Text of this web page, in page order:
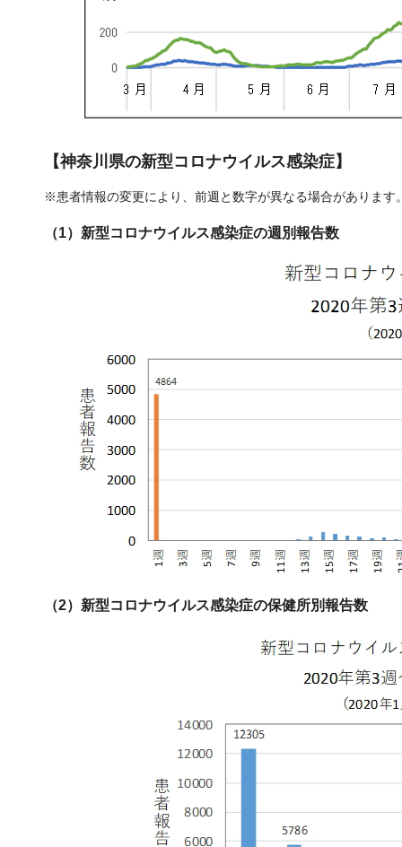
【神奈川県の新型コロナウイルス感染症】
※患者情報の変更により、前週と数字が異なる場合があります
（1）新型コロナウイルス感染症の週別報告数
（2）新型コロナウイルス感染症の保健所別報告数